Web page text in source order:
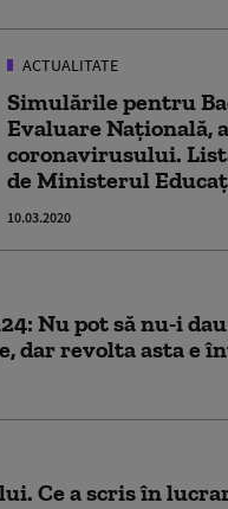
ACTUALITATE
Simulările pentru
Evaluare Națională,
coronavirusului.
de Ministerul
10.03.2020
Nu pot să nu-i
dar revolta asta e
Ce a scris în